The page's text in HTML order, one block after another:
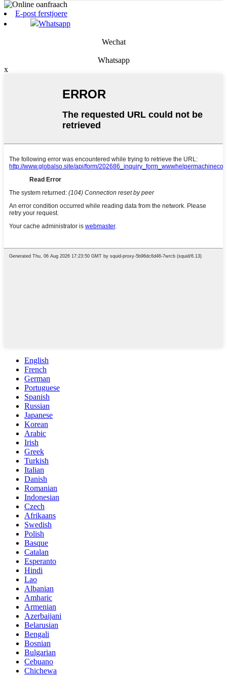
E-post ferstjoere
Whatsapp
Wechat
Whatsapp
x
English
French
German
Portuguese
Spanish
Russian
Japanese
Korean
Arabic
Irish
Greek
Turkish
Italian
Danish
Romanian
Indonesian
Czech
Afrikaans
Swedish
Polish
Basque
Catalan
Esperanto
Hindi
Lao
Albanian
Amharic
Armenian
Azerbaijani
Belarusian
Bengali
Bosnian
Bulgarian
Cebuano
Chichewa